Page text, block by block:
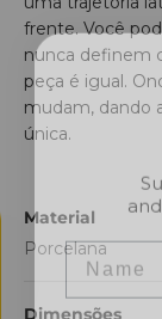
frente. Você
nunca definem
peça é igual.
mudam, dando
única.
Material
Porcelana
Dimensões
Name
Email